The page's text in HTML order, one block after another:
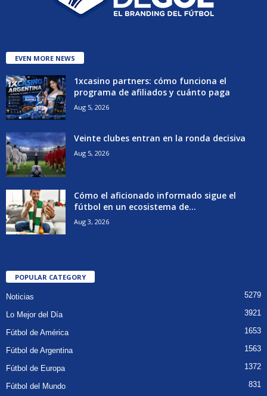
EVEN MORE NEWS
1xcasino partners: cómo funciona el
programa de afiliados y cuánto paga
Aug 5, 2026
Veinte clubes entran en la ronda decisiva
Aug 5, 2026
Cómo el aficionado informado sigue el
fútbol en un ecosistema de...
Aug 3, 2026
POPULAR CATEGORY
Noticias 5279
Lo Mejor del Día 3921
Fútbol de América 1653
Fútbol de Argentina 1563
Fútbol de Europa 1372
Fútbol del Mundo 831